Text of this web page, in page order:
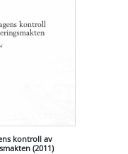
kontroll av
(2011)